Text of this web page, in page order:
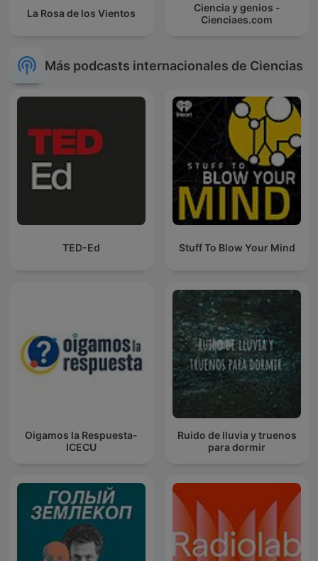
La Rosa de los Vientos
Ciencia y genios -
Cienciaes.com
Más podcasts internacionales de Ciencias
TED-Ed Stuff To Blow Your Mind
Oigamos la Respuesta-
ICECU
Ruido de lluvia y truenos
para dormir